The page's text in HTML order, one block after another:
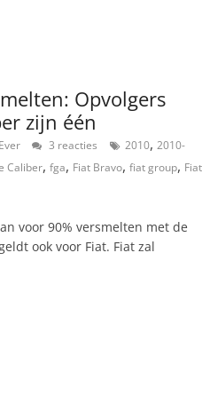
Opvolgers
zijn één
3 reacties 2010, 2010-
Caliber, fga, Fiat Bravo, fiat group, Fiat
voor 90% versmelten met de
ook voor Fiat. Fiat zal